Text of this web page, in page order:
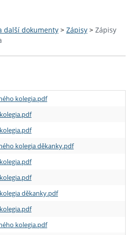
další dokumenty > Zápisy > Zápisy
kolegia.pdf
kolegia děkanky.pdf
děkanky.pdf
kolegia.pdf